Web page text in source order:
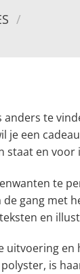
/
te
je een
staat en
te
gang met
en
uitvoering
is